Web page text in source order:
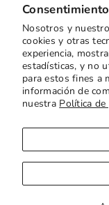
Nosotros y
cookies y otras
experiencia,
estadísticas, y no
para estos fines a
información de
nuestra Política de
Puntos de
Quiero ser un
Quiero ser un
SUSCRÍBETE A
Recibe las
Suscribirse